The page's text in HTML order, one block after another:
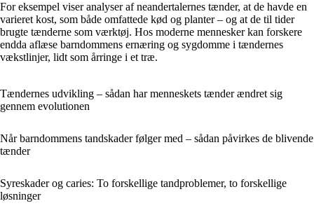
For eksempel viser analyser af neandertalernes tænder, at de havde en
varieret kost, som både omfattede kød og planter – og at de til tider
brugte tænderne som værktøj. Hos moderne mennesker kan forskere
endda aflæse barndommens ernæring og sygdomme i tændernes
vækstlinjer, lidt som årringe i et træ.
Tændernes udvikling – sådan har menneskets tænder ændret sig
gennem evolutionen
Når barndommens tandskader følger med – sådan påvirkes de blivende
tænder
Syreskader og caries: To forskellige tandproblemer, to forskellige
løsninger